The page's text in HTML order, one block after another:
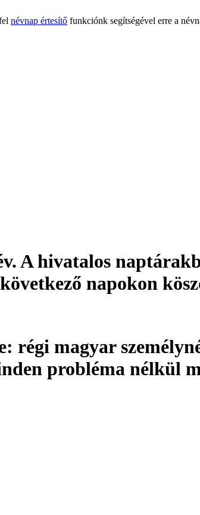
névnap értesítő funkciónk segítségével erre a
. A hivatalos
napokon
régi magyar
probléma nélkül